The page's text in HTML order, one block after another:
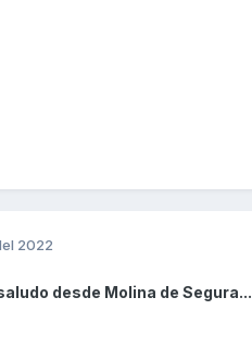
2022
desde Molina de Segura...